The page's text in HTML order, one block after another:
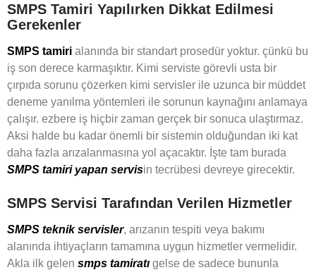
SMPS Tamiri Yapılırken Dikkat Edilmesi
Gerekenler
SMPS tamiri alanında bir standart prosedür yoktur. çünkü bu
iş son derece karmaşıktır. Kimi serviste görevli usta bir
çırpıda sorunu çözerken kimi servisler ile uzunca bir müddet
deneme yanılma yöntemleri ile sorunun kaynağını anlamaya
çalışır. ezbere iş hiçbir zaman gerçek bir sonuca ulaştırmaz.
Aksi halde bu kadar önemli bir sistemin olduğundan iki kat
daha fazla arızalanmasına yol açacaktır. İşte tam burada
SMPS tamiri yapan servisin tecrübesi devreye girecektir.
SMPS Servisi Tarafından Verilen Hizmetler
SMPS teknik servisler, arızanın tespiti veya bakımı
alanında ihtiyaçların tamamına uygun hizmetler vermelidir.
Akla ilk gelen smps tamiratı gelse de sadece bununla